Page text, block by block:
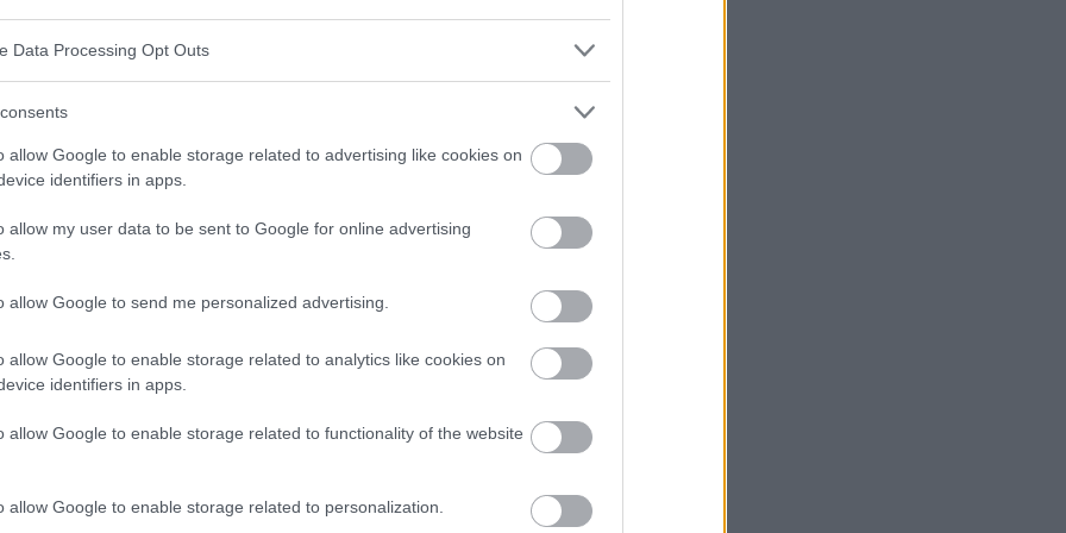
Data Processing Opt Outs
allow Google to enable storage related to advertising like cookies on
identifiers in apps.
allow my user data to be sent to Google for online advertising
allow Google to send me personalized advertising.
allow Google to enable storage related to analytics like cookies on
identifiers in apps.
allow Google to enable storage related to functionality of the website
allow Google to enable storage related to personalization.
de melons
qui en fait un complément précieux à l'alimentation.
l'acide folique, des minéraux tels que le potassium
antioxydants, notamment du lycopène (dans la